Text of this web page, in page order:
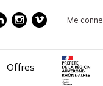
Me
Offres